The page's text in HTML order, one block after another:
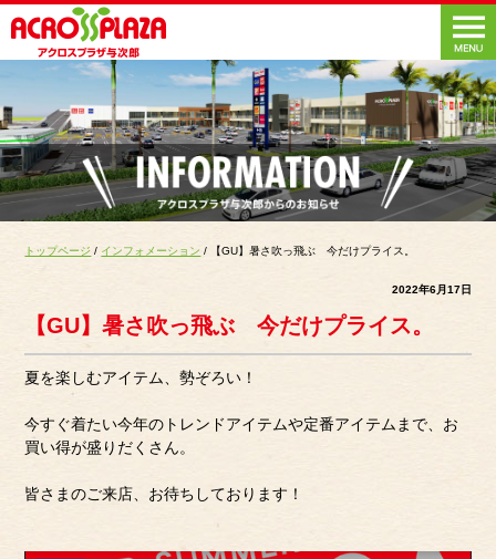
トップページ / インフォメーション / 【GU】暑さ吹っ飛ぶ 今だけプライス。
2022年6月17日
【GU】暑さ吹っ飛ぶ 今だけプライス。
夏を楽しむアイテム、勢ぞろい！
今すぐ着たい今年のトレンドアイテムや定番アイテムまで、お
買い得が盛りだくさん。
皆さまのご来店、お待ちしております！